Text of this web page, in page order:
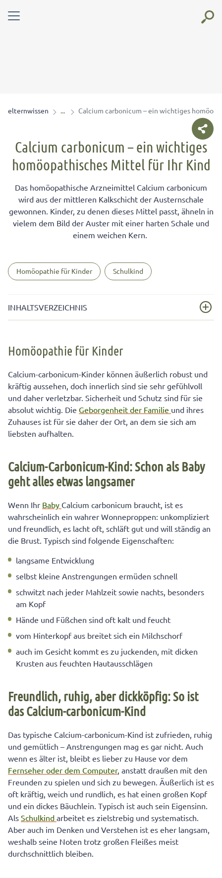
elternwissen Calcium carbonicum – ein wichtiges
Calcium carbonicum – ein wichtiges
homöopathisches Mittel für Ihr Kind
Das homöopathische Arzneimittel Calcium carbonicum
wird aus der mittleren Kalkschicht der Austernschale
gewonnen. Kinder, zu denen dieses Mittel passt, ähneln in
vielem dem Bild der Auster mit einer harten Schale und
einem weichen Kern.
Homöopathie für Kinder Schulkind
INHALTSVERZEICHNIS
Calcium-Carbonicum-Kind: Schon als Baby geht alles
Freundlich, ruhig, aber dickköpfig: So ist das Calcium-
carbonicum-Kind
Anwendung und Dosierung von Calcium carbonicum
Homöopathie für Kinder
Calcium-carbonicum-Kinder können äußerlich robust und
kräftig aussehen, doch innerlich sind sie sehr gefühlvoll
und daher verletzbar. Sicherheit und Schutz sind für sie
absolut wichtig. Die Geborgenheit der Familie und ihres
Zuhauses ist für sie daher der Ort, an dem sie sich am
liebsten aufhalten.
Calcium-Carbonicum-Kind: Schon als Baby
geht alles etwas langsamer
Wenn Ihr Baby Calcium carbonicum braucht, ist es
wahrscheinlich ein wahrer Wonneproppen: unkompliziert
und freundlich, es lacht oft, schläft gut und will ständig an
die Brust. Typisch sind folgende Eigenschaften:
langsame Entwicklung
selbst kleine Anstrengungen ermüden schnell
schwitzt nach jeder Mahlzeit sowie nachts, besonders
am Kopf
Hände und Füßchen sind oft kalt und feucht
vom Hinterkopf aus breitet sich ein Milchschorf
auch im Gesicht kommt es zu juckenden, mit dicken
Krusten aus feuchten Hautausschlägen
Freundlich, ruhig, aber dickköpfig: So ist
das Calcium-carbonicum-Kind
Das typische Calcium-carbonicum-Kind ist zufrieden, ruhig
und gemütlich – Anstrengungen mag es gar nicht. Auch
wenn es älter ist, bleibt es lieber zu Hause vor dem
Fernseher oder dem Computer, anstatt draußen mit den
Freunden zu spielen und sich zu bewegen. Äußerlich ist es
oft kräftig, weich und rundlich, es hat einen großen Kopf
und ein dickes Bäuchlein. Typisch ist auch sein Eigensinn.
Als Schulkind arbeitet es zielstrebig und systematisch.
Aber auch im Denken und Verstehen ist es eher langsam,
weshalb seine Noten trotz großen Fleißes meist
durchschnittlich bleiben.